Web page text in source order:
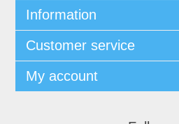
Information
Customer service
My account